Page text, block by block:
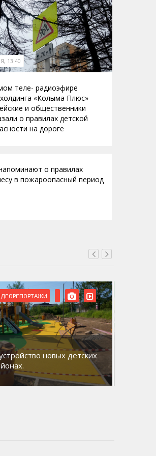
13:40
теле- радиоэфире
«Колыма Плюс»
и общественники
о правилах детской
на дороге
о правилах
в пожароопасный период
новых детских